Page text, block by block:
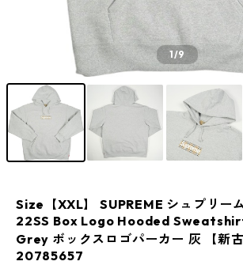
1/9
Size【XXL】 SUPREME シュプリー
22SS Box Logo Hooded
Grey ボックスロゴパーカー 灰 【新古
20785657